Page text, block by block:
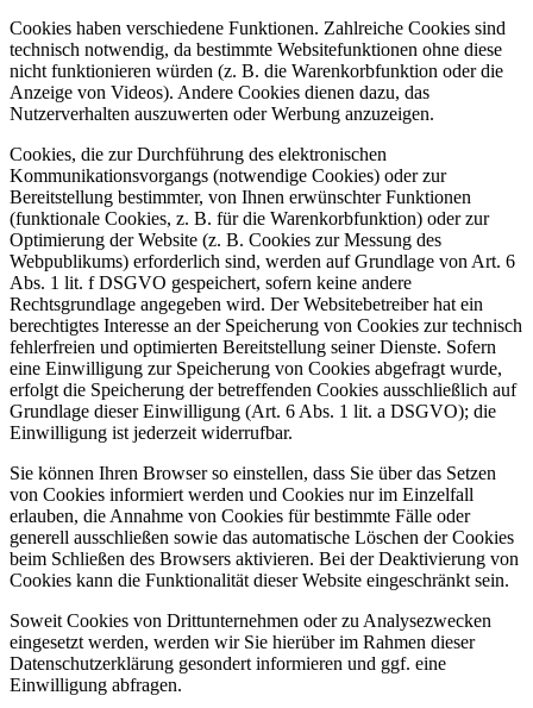
Cookies haben verschiedene Funktionen. Zahlreiche Cookies sind
technisch notwendig, da bestimmte Websitefunktionen ohne diese
nicht funktionieren würden (z. B. die Warenkorbfunktion oder die
Anzeige von Videos). Andere Cookies dienen dazu, das
Nutzerverhalten auszuwerten oder Werbung anzuzeigen.
Cookies, die zur Durchführung des elektronischen
Kommunikationsvorgangs (notwendige Cookies) oder zur
Bereitstellung bestimmter, von Ihnen erwünschter Funktionen
(funktionale Cookies, z. B. für die Warenkorbfunktion) oder zur
Optimierung der Website (z. B. Cookies zur Messung des
Webpublikums) erforderlich sind, werden auf Grundlage von Art. 6
Abs. 1 lit. f DSGVO gespeichert, sofern keine andere
Rechtsgrundlage angegeben wird. Der Websitebetreiber hat ein
berechtigtes Interesse an der Speicherung von Cookies zur technisch
fehlerfreien und optimierten Bereitstellung seiner Dienste. Sofern
eine Einwilligung zur Speicherung von Cookies abgefragt wurde,
erfolgt die Speicherung der betreffenden Cookies ausschließlich auf
Grundlage dieser Einwilligung (Art. 6 Abs. 1 lit. a DSGVO); die
Einwilligung ist jederzeit widerrufbar.
Sie können Ihren Browser so einstellen, dass Sie über das Setzen
von Cookies informiert werden und Cookies nur im Einzelfall
erlauben, die Annahme von Cookies für bestimmte Fälle oder
generell ausschließen sowie das automatische Löschen der Cookies
beim Schließen des Browsers aktivieren. Bei der Deaktivierung von
Cookies kann die Funktionalität dieser Website eingeschränkt sein.
Soweit Cookies von Drittunternehmen oder zu Analysezwecken
eingesetzt werden, werden wir Sie hierüber im Rahmen dieser
Datenschutzerklärung gesondert informieren und ggf. eine
Einwilligung abfragen.